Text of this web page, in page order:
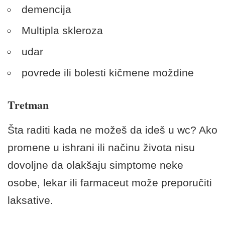
demencija
Multipla skleroza
udar
povrede ili bolesti kičmene moždine
Tretman
Šta raditi kada ne možeš da ideš u wc? Ako
promene u ishrani ili načinu života nisu
dovoljne da olakšaju simptome neke
osobe, lekar ili farmaceut može preporučiti
laksative.